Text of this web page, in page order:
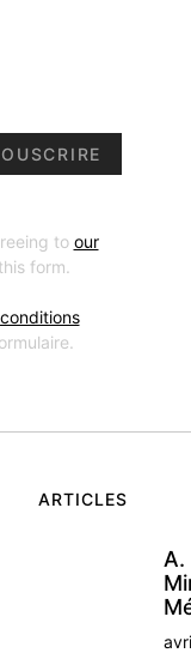
to our
form.
conditions
ARTICLES
A.